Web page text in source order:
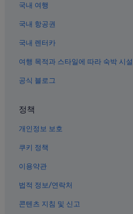
하쓰카이치의 4성급 호텔
미야지마의 4성급 호텔
하쓰카이치 교테이조마에 역 근처
이쓰쿠시마 호텔
하쓰카이치의 WiFi 제공 호텔
하쓰카이치 오노우라 역의 리조트
하쓰카이치 히로덴하츠카이치
에타지마시의 리조트
하야타니신사 근처 호텔
미야지마의 리조트
국내 여행
국내 항공권
국내 렌터카
여행 목적과 스타일에 따라 숙박 시
공식 블로그
정책
개인정보 보호
쿠키 정책
이용약관
법적 정보/연락처
콘텐츠 지침 및 신고